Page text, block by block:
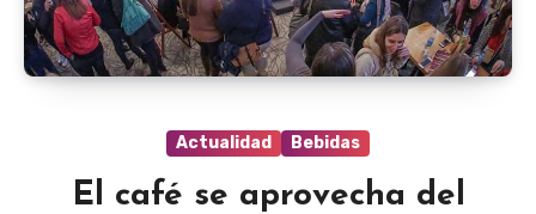
Actualidad Bebidas
El café se aprovecha del